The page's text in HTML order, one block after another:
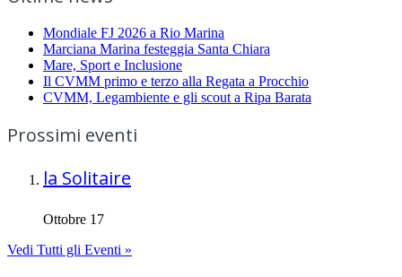
Mondiale FJ 2026 a Rio Marina
Marciana Marina festeggia Santa Chiara
Mare, Sport e Inclusione
Il CVMM primo e terzo alla Regata a Procchio
CVMM, Legambiente e gli scout a Ripa Barata
Prossimi eventi
la Solitaire
Ottobre 17
Vedi Tutti gli Eventi »